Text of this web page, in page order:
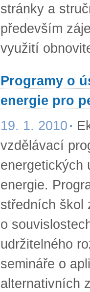
stránky a
především
využití
Programy o
energie pro
19. 1. 2010
vzdělávací
energetických
energie.
středních škol
o
udržitelného
semináře o
alternativních